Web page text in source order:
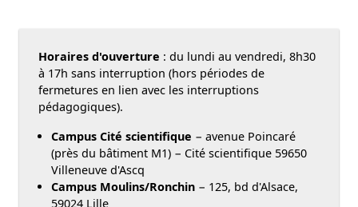
Horaires d'ouverture : du lundi au vendredi, 8h30
à 17h sans interruption (hors périodes de
fermetures en lien avec les interruptions
pédagogiques).
Campus Cité scientifique − avenue Poincaré
(près du bâtiment M1) − Cité scientifique 59650
Villeneuve d'Ascq
Campus Moulins/Ronchin − 125, bd d'Alsace,
59024 Lille